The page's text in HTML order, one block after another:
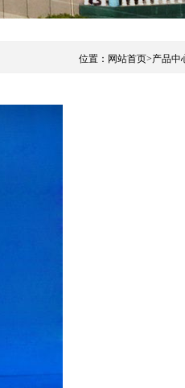
位置： 网站首页>产品中